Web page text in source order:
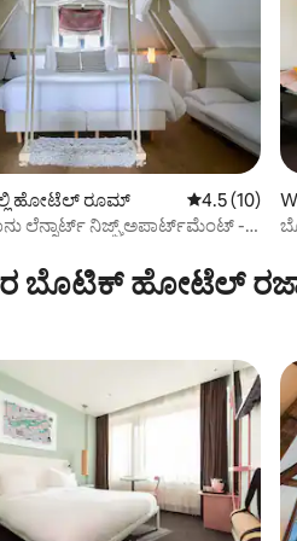
19 ವಿಮರ್ಶೆಗಳು
ಹೋಟೆಲ್ ರೂಮ್ 5 ರಲ್ಲಿ 4.5
4.5 (10)
ಲೆನ್ನಾರ್ಟ್ ನಿಜ್ಘ್ ಅಪಾರ್ಟ್‌ಮೆಂಟ್ -
ಬೊಟಿಕ್ ಹೋಟೆಲ್